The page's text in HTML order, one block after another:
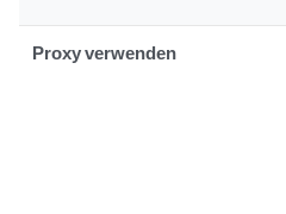
Proxy verwenden